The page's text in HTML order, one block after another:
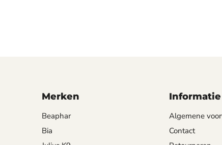
Merken
Beaphar
Bia
Informatie
Algemene
Contact